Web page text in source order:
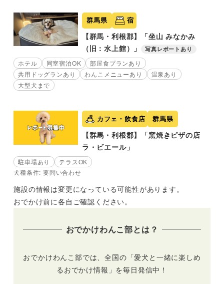
群馬県 宿
【群馬・利根郡】「坐山 みなかみ
（旧：水上館）」
写真レポートあり
ホテル 同室宿泊OK
部屋食プランあり
共用ドッグランあり
わんこメニューあり
温泉あり
大型犬まで
カフェ・飲食店 群馬県
【群馬・利根郡】「窯焼きピザの店
ラ・ビエール」
駐車場あり
テラスOK
犬種条件: 要問い合わせ
施設の情報は変更になっている可能性があります。
おでかけ前に各自ご確認ください。
おでかけわんこ部とは？
おでかけわんこ部では、全国の「愛犬と一緒に楽しめ
るおでかけ情報」を毎日発信中！